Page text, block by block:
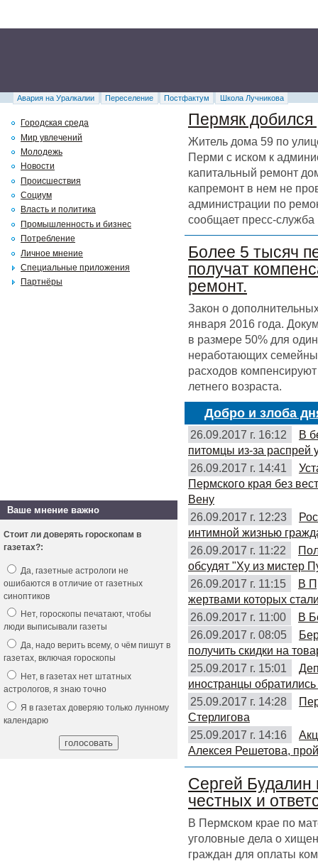
Авария на Уралкалии Переселение Постфактум Школа Лучникова
Пермяк добился
Житель дома 59 по
Перми с иском к
капитальный ремонт
капремонт в нем не
администрации по
сообщает пресс-служба
Более 5 тысяч
получат
ремонт.
Закон о
января 2016 года.
в размере 50% для
неработающих
расходов
летнего возраста.
Добро и злоба
26.09.2017 г. 16:12
В
питомцы из-за распрей
26.09.2017 г. 14:41
Пермского края без
Вену
26.09.2017 г. 12:23
интимной жизнью
26.09.2017 г. 11:22
обсудят "Ху из мистер
26.09.2017 г. 11:15
В
жертвами которых
26.09.2017 г. 11:00
В
26.09.2017 г. 08:05
получить скидки на
25.09.2017 г. 15:01
иностранцы обратились
25.09.2017 г. 14:28
Стерлигова
25.09.2017 г. 14:16
Алексея Решетова,
Сергей Будалин
честных и
В Пермском крае по
уголовные дела о
граждан для оплаты
Городская среда
Мир увлечений
Молодежь
Новости
Происшествия
Социум
Власть и политика
Промышленность и бизнес
Потребление
Личное мнение
Специальные приложения
Партнёры
Ваше мнение важно
Стоит ли доверять гороскопам в
газетах?:
Да, газетные астрологи не
ошибаются в отличие от газетных
синоптиков
Нет, гороскопы печатают, чтобы
люди выписывали газеты
Да, надо верить всему, о чём пишут в
газетах, включая гороскопы
Нет, в газетах нет штатных
астрологов, я знаю точно
Я в газетах доверяю только лунному
календарю